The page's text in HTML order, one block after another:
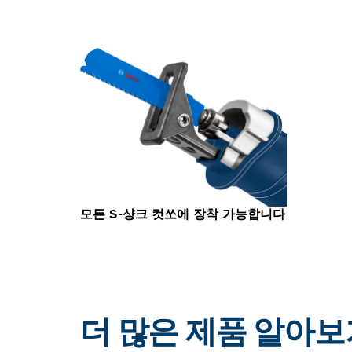
모든 S-샹크 컷쏘에 장착 가능합니다
더 많은 제품 알아